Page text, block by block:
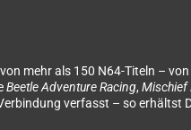
mehr als 150 N64-Titeln –
Beetle Adventure Racing, Mischief
verfasst – so erhältst